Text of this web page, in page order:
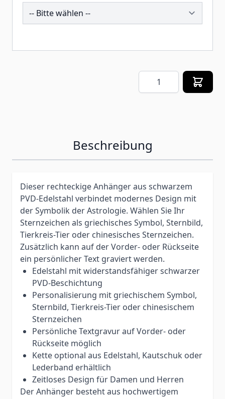
212010
Menge
Beschreibung
Dieser rechteckige Anhänger aus schwarzem
PVD-Edelstahl verbindet modernes Design mit
der Symbolik der Astrologie. Wählen Sie Ihr
Sternzeichen als griechisches Symbol, Sternbild,
Tierkreis-Tier oder chinesisches Sternzeichen.
Zusätzlich kann auf der Vorder- oder Rückseite
ein persönlicher Text graviert werden.
Edelstahl mit widerstandsfähiger schwarzer
PVD-Beschichtung
Personalisierung mit griechischem Symbol,
Sternbild, Tierkreis-Tier oder chinesischem
Sternzeichen
Persönliche Textgravur auf Vorder- oder
Rückseite möglich
Kette optional aus Edelstahl, Kautschuk oder
Lederband erhältlich
Zeitloses Design für Damen und Herren
Der Anhänger besteht aus hochwertigem